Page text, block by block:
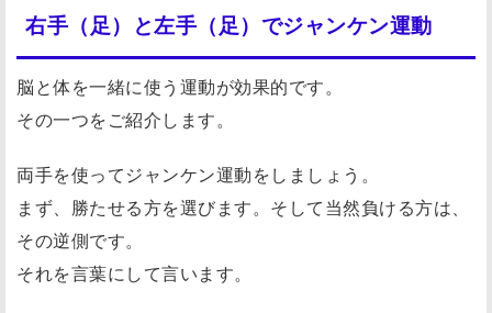
右手（足）と左手（足）でジャンケン運動
脳と体を一緒に使う運動が効果的です。
その一つをご紹介します。
両手を使ってジャンケン運動をしましょう。
まず、勝たせる方を選びます。そして当然負ける方は、
その逆側です。
それを言葉にして言います。